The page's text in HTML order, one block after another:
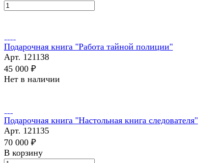
Подарочная книга "Работа тайной полиции"
Арт. 121138
45 000 ₽
Нет в наличии
Подарочная книга "Настольная книга следователя"
Арт. 121135
70 000 ₽
В корзину